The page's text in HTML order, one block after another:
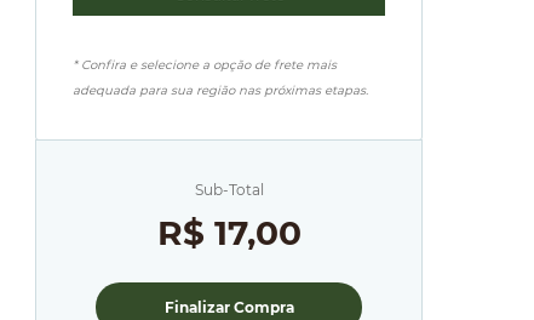
* Confira e selecione a opção de frete mais
adequada para sua região nas próximas etapas.
Sub-Total
R$ 17,00
Finalizar Compra